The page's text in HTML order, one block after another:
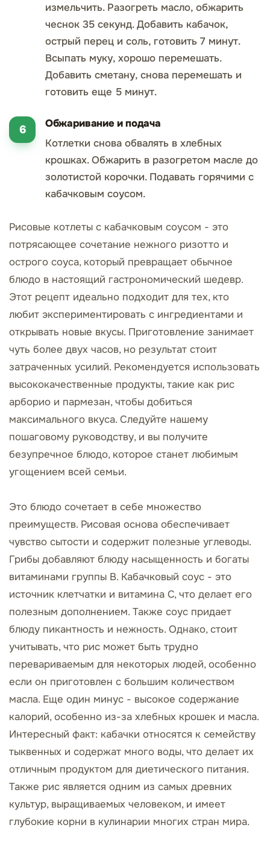
измельчить. Разогреть масло, обжарить
чеснок 35 секунд. Добавить кабачок,
острый перец и соль, готовить 7 минут.
Всыпать муку, хорошо перемешать.
Добавить сметану, снова перемешать и
готовить еще 5 минут.
Обжаривание и подача
Котлетки снова обвалять в хлебных
крошках. Обжарить в разогретом масле до
золотистой корочки. Подавать горячими с
кабачковым соусом.
Рисовые котлеты с кабачковым соусом - это
потрясающее сочетание нежного ризотто и
острого соуса, который превращает обычное
блюдо в настоящий гастрономический шедевр.
Этот рецепт идеально подходит для тех, кто
любит экспериментировать с ингредиентами и
открывать новые вкусы. Приготовление занимает
чуть более двух часов, но результат стоит
затраченных усилий. Рекомендуется использовать
высококачественные продукты, такие как рис
арборио и пармезан, чтобы добиться
максимального вкуса. Следуйте нашему
пошаговому руководству, и вы получите
безупречное блюдо, которое станет любимым
угощением всей семьи.
Это блюдо сочетает в себе множество
преимуществ. Рисовая основа обеспечивает
чувство сытости и содержит полезные углеводы.
Грибы добавляют блюду насыщенность и богаты
витаминами группы B. Кабачковый соус - это
источник клетчатки и витамина C, что делает его
полезным дополнением. Также соус придает
блюду пикантность и нежность. Однако, стоит
учитывать, что рис может быть трудно
перевариваемым для некоторых людей, особенно
если он приготовлен с большим количеством
масла. Еще один минус - высокое содержание
калорий, особенно из-за хлебных крошек и масла.
Интересный факт: кабачки относятся к семейству
тыквенных и содержат много воды, что делает их
отличным продуктом для диетического питания.
Также рис является одним из самых древних
культур, выращиваемых человеком, и имеет
глубокие корни в кулинарии многих стран мира.